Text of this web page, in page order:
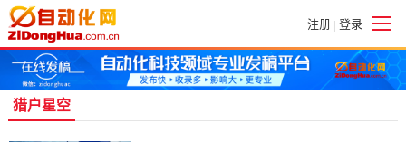
注册 | 登录
猎户星空